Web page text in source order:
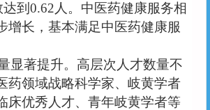
到0.62人。中医药健康服务相
增长，基本满足中医药健康服
著提升。高层次人才数量不
药领域战略科学家、岐黄学者
床优秀人才、青年岐黄学者等